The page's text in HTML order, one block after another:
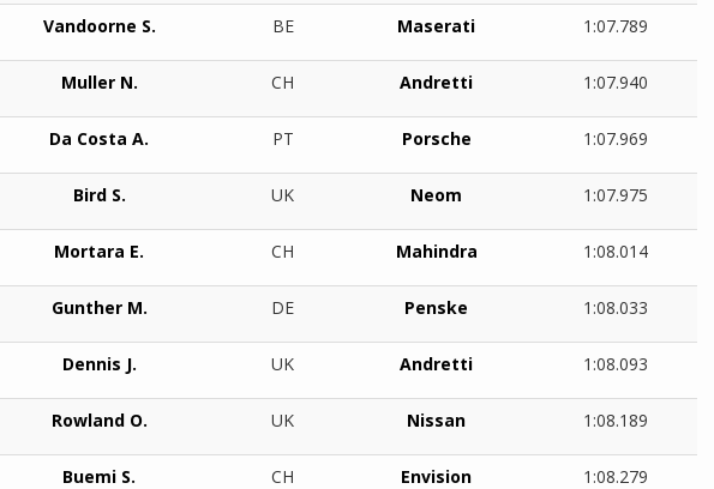
Vandoorne S. BE Maserati 1:07.789
Muller N. CH Andretti 1:07.940
Da Costa A. PT Porsche 1:07.969
Bird S. UK Neom 1:07.975
Mortara E. CH Mahindra 1:08.014
Gunther M. DE Penske 1:08.033
Dennis J. UK Andretti 1:08.093
Rowland O. UK Nissan 1:08.189
Buemi S. CH Envision 1:08.279